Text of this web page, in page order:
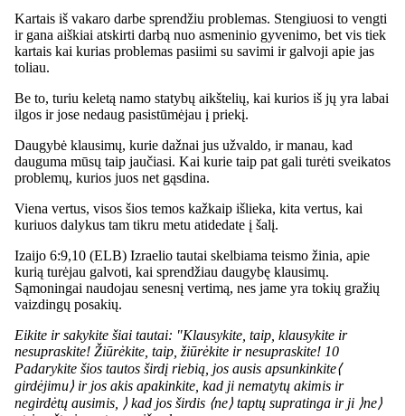
Kartais iš vakaro darbe sprendžiu problemas. Stengiuosi to vengti
ir gana aiškiai atskirti darbą nuo asmeninio gyvenimo, bet vis tiek
kartais kai kurias problemas pasiimi su savimi ir galvoji apie jas
toliau.
Be to, turiu keletą namo statybų aikštelių, kai kurios iš jų yra labai
ilgos ir jose nedaug pasistūmėjau į priekį.
Daugybė klausimų, kurie dažnai jus užvaldo, ir manau, kad
dauguma mūsų taip jaučiasi. Kai kurie taip pat gali turėti sveikatos
problemų, kurios juos net gąsdina.
Viena vertus, visos šios temos kažkaip išlieka, kita vertus, kai
kuriuos dalykus tam tikru metu atidedate į šalį.
Izaijo 6:9,10 (ELB) Izraelio tautai skelbiama teismo žinia, apie
kurią turėjau galvoti, kai sprendžiau daugybę klausimų.
Sąmoningai naudojau senesnį vertimą, nes jame yra tokių gražių
vaizdingų posakių.
Eikite ir sakykite šiai tautai: "Klausykite, taip, klausykite ir
nesupraskite! Žiūrėkite, taip, žiūrėkite ir nesupraskite! 10
Padarykite šios tautos širdį riebią, jos ausis apsunkinkite⟨
girdėjimu⟩ ir jos akis apakinkite, kad ji nematytų akimis ir
negirdėtų ausimis, ⟩ kad jos širdis ⟨ne⟩ taptų supratinga ir ji ⟩ne⟩